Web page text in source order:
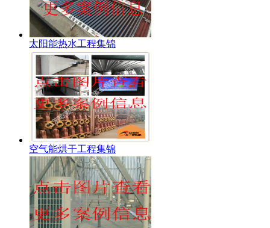
太阳能热水工程集锦
空气能烘干工程集锦